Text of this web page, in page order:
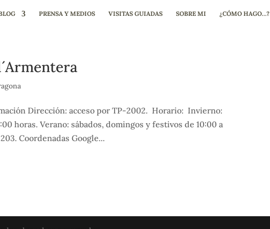
PRENSA Y MEDIOS VISITAS GUIADAS SOBRE MI ¿CÓMO HAGO…?
Dirección: acceso por TP-2002. Horario: Invierno:
horas. Verano: sábados, domingos y festivos de 10:00 a
Coordenadas Google...